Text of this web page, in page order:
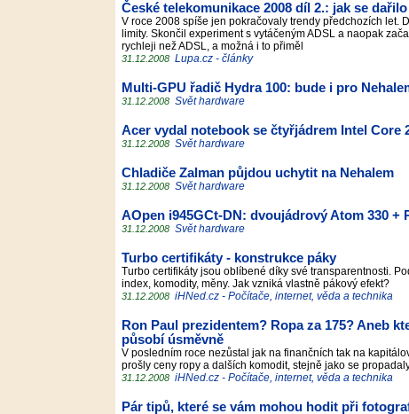
České telekomunikace 2008 díl 2.: jak se
V roce 2008 spíše jen pokračovaly trendy předchozích let.
limity. Skončil experiment s vytáčeným ADSL a naopak
rychleji než ADSL, a možná i to přiměl
31.12.2008 Lupa.cz - články
Multi-GPU řadič Hydra 100: bude i pro
31.12.2008 Svět hardware
Acer vydal notebook se čtyřjádrem Intel Core
31.12.2008 Svět hardware
Chladiče Zalman půjdou uchytit na Nehalem
31.12.2008 Svět hardware
AOpen i945GCt-DN: dvoujádrový Atom 330 +
31.12.2008 Svět hardware
Turbo certifikáty - konstrukce páky
Turbo certifikáty jsou oblíbené díky své transparentnosti.
index, komodity, měny. Jak vzniká vlastně pákový efekt?
31.12.2008 iHNed.cz - Počítače, internet, věda a technika
Ron Paul prezidentem? Ropa za 175? Aneb
působí úsměvně
V posledním roce nezůstal jak na finančních tak na
prošly ceny ropy a dalších komodit, stejně jako se
31.12.2008 iHNed.cz - Počítače, internet, věda a technika
Pár tipů, které se vám mohou hodit při